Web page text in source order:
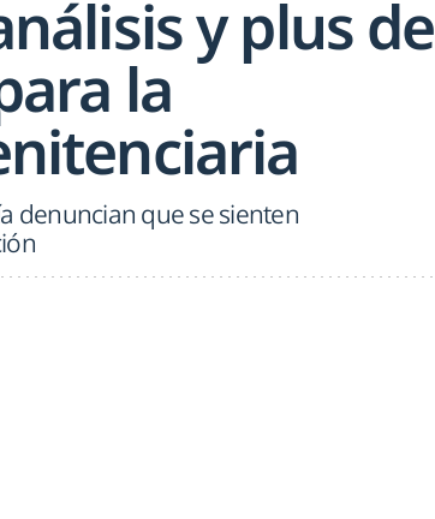
y plus de
la
denuncian que se sienten